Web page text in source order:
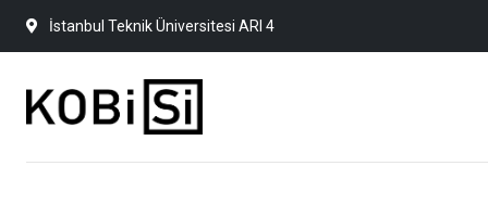
Skip
İstanbul Teknik Üniversitesi ARI 4